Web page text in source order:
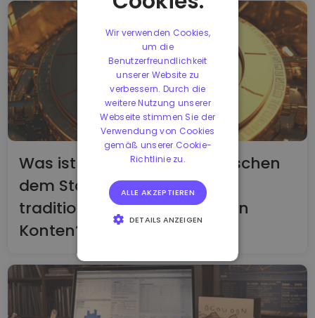
Was ist der Unterschied zwischen
dem Staking und den
traditionellen zinsbringenden
Konten?
Wir verwenden Cookies,
um die
Benutzerfreundlichkeit
unserer Website zu
verbessern. Durch die
weitere Nutzung unserer
Webseite stimmen Sie der
Verwendung von Cookies
gemäß unserer Cookie-
Richtlinie zu.
ALLE AKZEPTIEREN
DETAILS ANZEIGEN
PERFORMANCE